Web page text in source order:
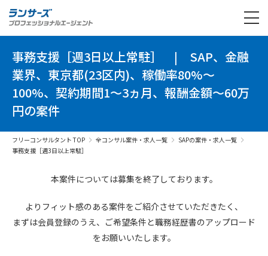
事務支援［週3日以上常駐］ | SAP、金融
業界、東京都(23区内)、稼働率80%～
100%、契約期間1～3ヵ月、報酬金額～60万
円の案件
フリーコンサルタント TOP 全コンサル案件・求人一覧
SAPの案件・求人一覧
事務支援［週3日以上常駐］
本案件については募集を終了しております。
よりフィット感のある案件をご紹介させていただきたく、
まずは会員登録のうえ、 ご希望条件と職務経歴書のアップロード
をお願いいたします。